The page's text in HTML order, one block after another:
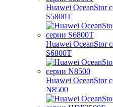
Huawei OceanStor
S5800T
Huawei OceanStor
S6800T
Huawei OceanStor
N8500